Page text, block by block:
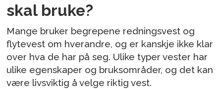
skal bruke?
Mange bruker begrepene redningsvest og
flytevest om hverandre, og er kanskje ikke klar
over hva de har på seg. Ulike typer vester har
ulike egenskaper og bruksområder, og det kan
være livsviktig å velge riktig vest.